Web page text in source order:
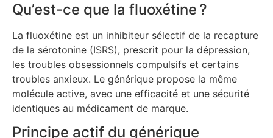
Qu’est-ce que la fluoxétine ?
La fluoxétine est un inhibiteur sélectif de la recapture
de la sérotonine (ISRS), prescrit pour la dépression,
les troubles obsessionnels compulsifs et certains
troubles anxieux. Le générique propose la même
molécule active, avec une efficacité et une sécurité
identiques au médicament de marque.
Principe actif du générique